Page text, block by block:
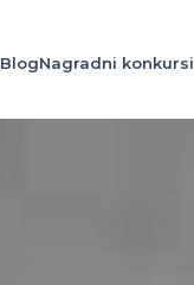
BlogNagradni konkursi